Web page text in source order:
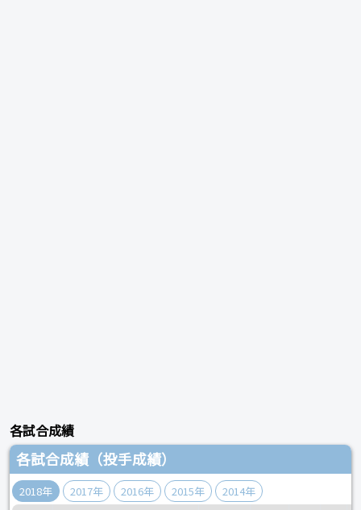
各試合成績
各試合成績（投手成績）
2018年 2017年 2016年 2015年 2014年